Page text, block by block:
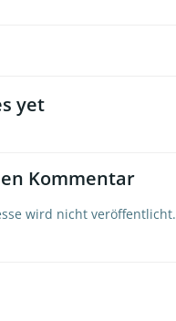
yet
Kommentar
wird nicht veröffentlicht.